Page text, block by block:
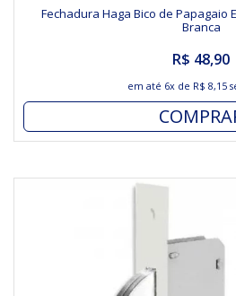
Fechadura Haga Bico de Papagaio
Branca
R$ 48,90
em até 6x de R$ 8,15